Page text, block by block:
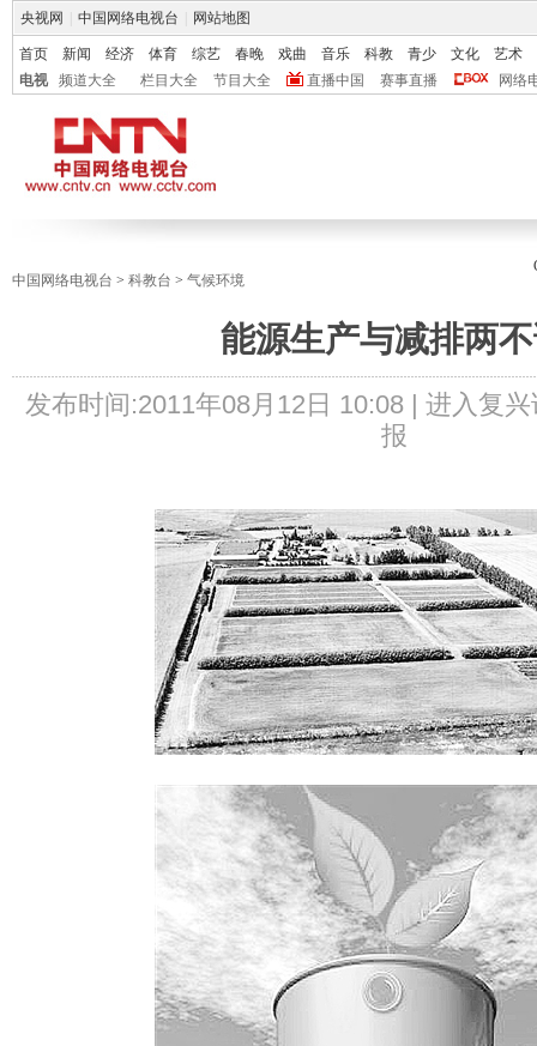
央视网 中国网络电视台 网站地图
首页 新闻 经济 体育 综艺 春晚 戏曲 音乐 科教 青少 文化
艺术
电视
频道大全 栏目大全 节目大全 直播中国 赛事直播 网络
中国网络电视台 > 科教台 > 气候环境
能源生产与减排两
发布时间:2011年08月12日 10:08 | 进入复兴
报